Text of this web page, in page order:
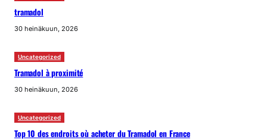
tramadol
30 heinäkuun, 2026
Uncategorized
Tramadol à proximité
30 heinäkuun, 2026
Uncategorized
Top 10 des endroits où acheter du Tramadol en France